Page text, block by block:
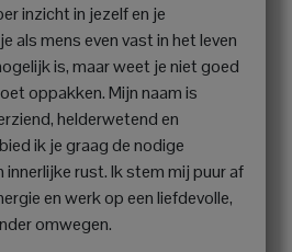
inzicht in jezelf en je
als mens even vast in het leven
is, maar weet je niet goed
oppakken. Mijn naam is
helderwetend en
ik je graag de nodige
rust. Ik stem mij puur af
en werk op een liefdevolle,
omwegen.